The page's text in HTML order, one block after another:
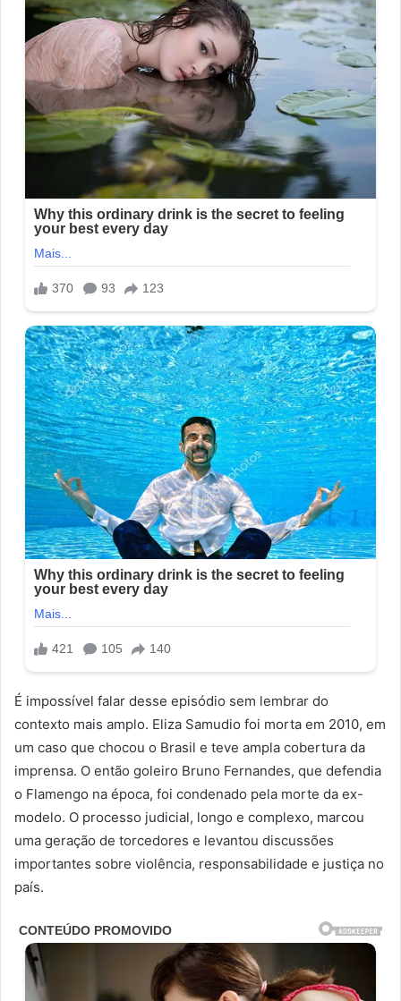
É impossível falar desse episódio sem lembrar do
contexto mais amplo. Eliza Samudio foi morta em 2010, em
um caso que chocou o Brasil e teve ampla cobertura da
imprensa. O então goleiro Bruno Fernandes, que defendia
o Flamengo na época, foi condenado pela morte da ex-
modelo. O processo judicial, longo e complexo, marcou
uma geração de torcedores e levantou discussões
importantes sobre violência, responsabilidade e justiça no
país.